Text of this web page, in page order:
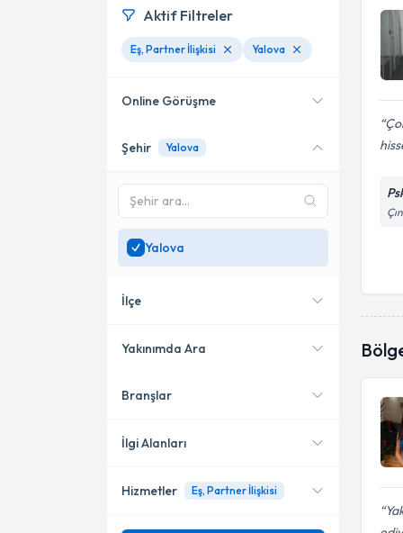
Aktif Filtreler
Eş, Partner İlişkisi Yalova
Online Görüşme
Online danışmanlık sunan
SadeceYalova
uzman ara
Şehir Yalova
Yalova
İlçe
Çınarcık
Yakınımda Ara
Konumuma yakın uzmanları
Branşlar
Psikoloji
İlgi Alanları
Hizmetler Eş, Partner İlişkisi